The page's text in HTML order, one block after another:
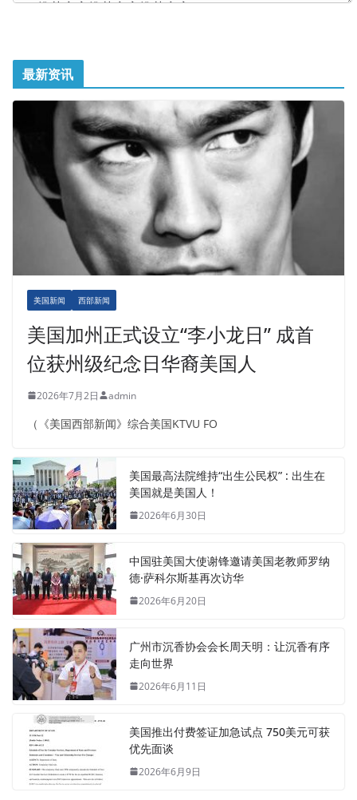
最新资讯
美国新闻 西部新闻
美国加州正式设立“李小龙日” 成首
位获州级纪念日华裔美国人
2026年7月2日 admin
（《美国西部新闻》综合美国KTVU FO
美国最高法院维持“出生公民权” : 出生在
美国就是美国人！
2026年6月30日
中国驻美国大使谢锋邀请美国老教师罗纳
德·萨科尔斯基再次访华
2026年6月20日
广州市沉香协会会长周天明：让沉香有序
走向世界
2026年6月11日
美国推出付费签证加急试点 750美元可获
优先面谈
2026年6月9日